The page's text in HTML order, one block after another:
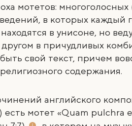
мотетов:
в которых каждый
в унисоне, но
в причудливых
свой текст, причем
содержания.
английского
есть мотет «Quam pulchra